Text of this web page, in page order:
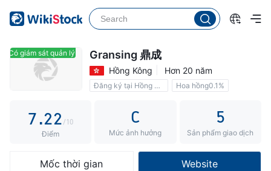
Có giám sát quản lý Có giám sát quản lý
Gransing 鼎成
Hồng Kông Hơn 20 năm
Đăng ký tại Hồng Kông Hoa hồng0.1%
2
4
5
7.
0
2
3
4
0
2
3
4
/10
Điểm
C
Mức ảnh hưởng
5
Sản phẩm giao dịch
Mốc thời gian Website